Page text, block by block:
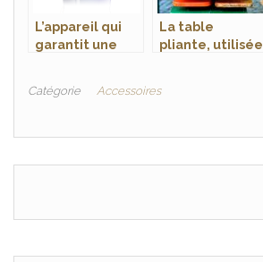
L’appareil qui
garantit une
La table
pliante, utilisée
Catégorie Accessoires